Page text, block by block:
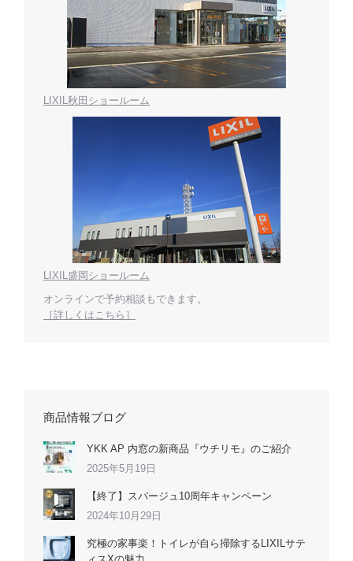
LIXIL秋田ショールーム
LIXIL盛岡ショールーム
オンラインで予約相談もできます。
［詳しくはこちら］
商品情報ブログ
YKK AP 内窓の新商品『ウチリモ』のご紹介
2025年5月19日
【終了】スパージュ10周年キャンペーン
2024年10月29日
究極の家事楽！トイレが自ら掃除するLIXILサテ